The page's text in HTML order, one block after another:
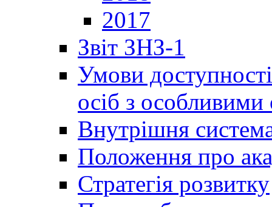
2017
Звіт ЗНЗ-1
Умови
осіб з особливими
Внутрішня
Положення про
Стратегія розвитку